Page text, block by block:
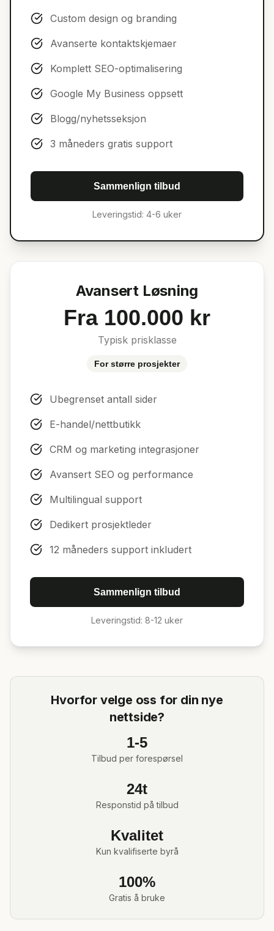
Custom design og branding
Avanserte kontaktskjemaer
Komplett SEO-optimalisering
Google My Business oppsett
Blogg/nyhetsseksjon
3 måneders gratis support
Sammenlign tilbud
Leveringstid: 4-6 uker
Avansert Løsning
Fra 100.000 kr
Typisk prisklasse
For større prosjekter
Ubegrenset antall sider
E-handel/nettbutikk
CRM og marketing integrasjoner
Avansert SEO og performance
Multilingual support
Dedikert prosjektleder
12 måneders support inkludert
Sammenlign tilbud
Leveringstid: 8-12 uker
Hvorfor velge oss for din nye
nettside?
1-5
Tilbud per forespørsel
24t
Responstid på tilbud
Kvalitet
Kun kvalifiserte byrå
100%
Gratis å bruke